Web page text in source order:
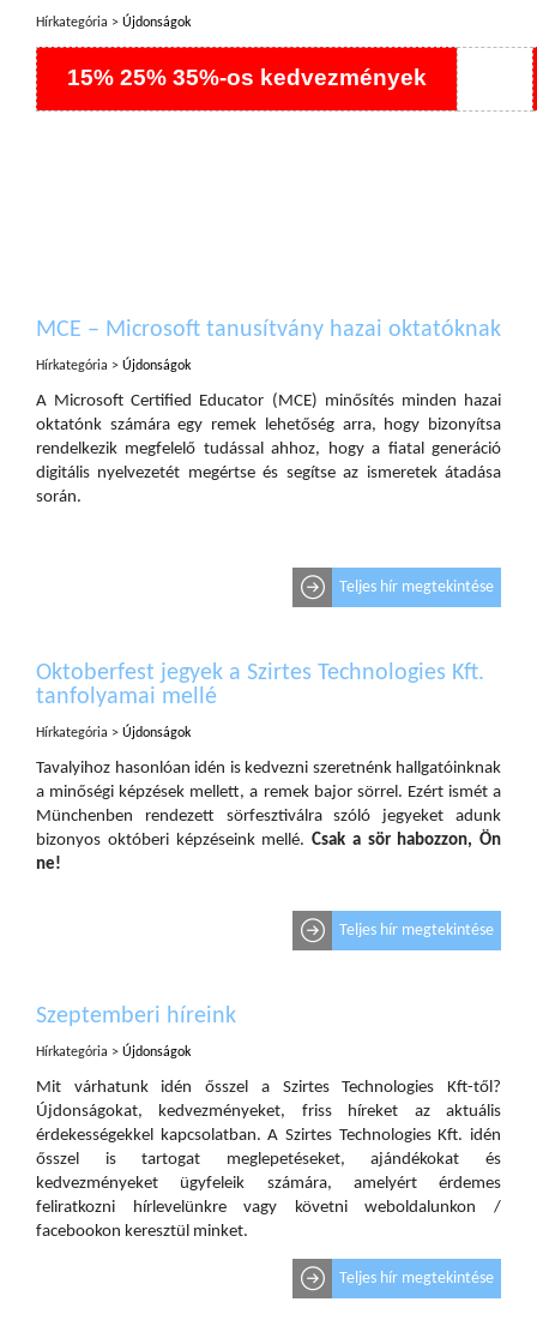
Hírkategória > Újdonságok
15% 25% 35%-os kedvezmények
MCE – Microsoft tanusítvány hazai oktatóknak
Hírkategória > Újdonságok
A Microsoft Certified Educator (MCE) minősítés minden hazai
oktatónk számára egy remek lehetőség arra, hogy bizonyítsa
rendelkezik megfelelő tudással ahhoz, hogy a fiatal generáció
digitális nyelvezetét megértse és segítse az ismeretek átadása
során.
Teljes hír megtekintése
Oktoberfest jegyek a Szirtes Technologies Kft.
tanfolyamai mellé
Hírkategória > Újdonságok
Tavalyihoz hasonlóan idén is kedvezni szeretnénk hallgatóinknak
a minőségi képzések mellett, a remek bajor sörrel. Ezért ismét a
Münchenben rendezett sörfesztiválra szóló jegyeket adunk
bizonyos októberi képzéseink mellé. Csak a sör habozzon, Ön
ne!
Teljes hír megtekintése
Szeptemberi híreink
Hírkategória > Újdonságok
Mit várhatunk idén ősszel a Szirtes Technologies Kft-től?
Újdonságokat, kedvezményeket, friss híreket az aktuális
érdekességekkel kapcsolatban. A Szirtes Technologies Kft. idén
ősszel is tartogat meglepetéseket, ajándékokat és
kedvezményeket ügyfeleik számára, amelyért érdemes
feliratkozni hírlevelünkre vagy követni weboldalunkon /
facebookon keresztül minket.
Teljes hír megtekintése